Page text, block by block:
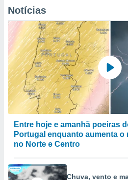
Notícias
Entre hoje e amanhã poeiras
Portugal enquanto aumenta
no Norte e Centro
Chuva, vento e